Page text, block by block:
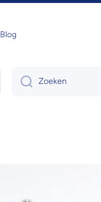
Blog
Zoeken